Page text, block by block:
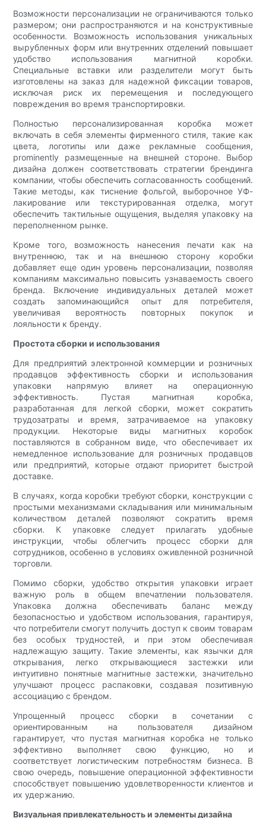
Возможности персонализации не ограничиваются только
размером; они распространяются и на конструктивные
особенности. Возможность использования уникальных
вырубленных форм или внутренних отделений повышает
удобство использования магнитной коробки.
Специальные вставки или разделители могут быть
изготовлены на заказ для надежной фиксации товаров,
исключая риск их перемещения и последующего
повреждения во время транспортировки.
Полностью персонализированная коробка может
включать в себя элементы фирменного стиля, такие как
цвета, логотипы или даже рекламные сообщения,
prominently размещенные на внешней стороне. Выбор
дизайна должен соответствовать стратегии брендинга
компании, чтобы обеспечить согласованность сообщений.
Такие методы, как тиснение фольгой, выборочное УФ-
лакирование или текстурированная отделка, могут
обеспечить тактильные ощущения, выделяя упаковку на
переполненном рынке.
Кроме того, возможность нанесения печати как на
внутреннюю, так и на внешнюю сторону коробки
добавляет еще один уровень персонализации, позволяя
компаниям максимально повысить узнаваемость своего
бренда. Включение индивидуальных деталей может
создать запоминающийся опыт для потребителя,
увеличивая вероятность повторных покупок и
лояльности к бренду.
Простота сборки и использования
Для предприятий электронной коммерции и розничных
продавцов эффективность сборки и использования
упаковки напрямую влияет на операционную
эффективность. Пустая магнитная коробка,
разработанная для легкой сборки, может сократить
трудозатраты и время, затрачиваемое на упаковку
продукции. Некоторые виды магнитных коробок
поставляются в собранном виде, что обеспечивает их
немедленное использование для розничных продавцов
или предприятий, которые отдают приоритет быстрой
доставке.
В случаях, когда коробки требуют сборки, конструкции с
простыми механизмами складывания или минимальным
количеством деталей позволяют сократить время
сборки. К упаковке следует прилагать удобные
инструкции, чтобы облегчить процесс сборки для
сотрудников, особенно в условиях оживленной розничной
торговли.
Помимо сборки, удобство открытия упаковки играет
важную роль в общем впечатлении пользователя.
Упаковка должна обеспечивать баланс между
безопасностью и удобством использования, гарантируя,
что потребители смогут получить доступ к своим товарам
без особых трудностей, и при этом обеспечивая
надлежащую защиту. Такие элементы, как язычки для
открывания, легко открывающиеся застежки или
интуитивно понятные магнитные застежки, значительно
улучшают процесс распаковки, создавая позитивную
ассоциацию с брендом.
Упрощенный процесс сборки в сочетании с
ориентированным на пользователя дизайном
гарантирует, что пустая магнитная коробка не только
эффективно выполняет свою функцию, но и
соответствует логистическим потребностям бизнеса. В
свою очередь, повышение операционной эффективности
способствует повышению удовлетворенности клиентов и
их удержанию.
Визуальная привлекательность и элементы дизайна